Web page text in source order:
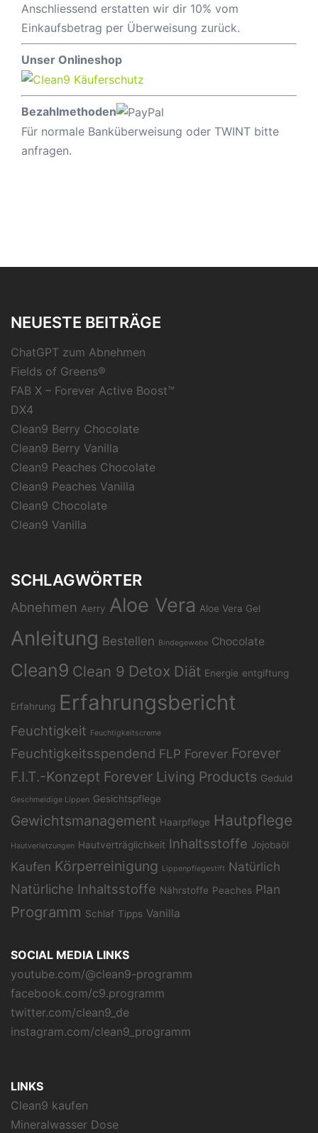
Anschliessend erstatten wir dir 10% vom
Einkaufsbetrag per Überweisung zurück.
Unser Onlineshop
Bezahlmethoden
Für normale Banküberweisung oder TWINT bitte
anfragen.
NEUESTE BEITRÄGE
ChatGPT zum Abnehmen
Fields of Greens®
FAB X – Forever Active Boost™
DX4
Clean9 Berry Chocolate
Clean9 Berry Vanilla
Clean9 Peaches Chocolate
Clean9 Peaches Vanilla
Clean9 Chocolate
Clean9 Vanilla
SCHLAGWÖRTER
Abnehmen Aerry Aloe Vera Aloe Vera Gel
Anleitung Bestellen Bindegewebe Chocolate
Clean9 Clean 9 Detox Diät Energie entgiftung
Erfahrung Erfahrungsbericht
Feuchtigkeit Feuchtigkeitscreme
Feuchtigkeitsspendend FLP Forever Forever
F.I.T.-Konzept Forever Living Products Geduld
Geschmeidige Lippen Gesichtspflege
Gewichtsmanagement Haarpflege Hautpflege
Hautverletzungen Hautverträglichkeit Inhaltsstoffe Jojobaöl
Kaufen Körperreinigung Lippenpflegestift Natürlich
Natürliche Inhaltsstoffe Nährstoffe Peaches Plan
Programm Schlaf Tipps Vanilla
SOCIAL MEDIA LINKS
youtube.com/@clean9-programm
facebook.com/c9.programm
twitter.com/clean9_de
instagram.com/clean9_programm
LINKS
Clean9 kaufen
Mineralwasser Dose